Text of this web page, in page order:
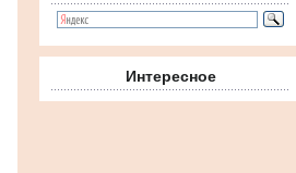
Интересное